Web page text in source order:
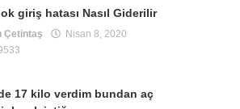
giriş hatası Nasıl Giderilir
Çetintaş
Nisan 8, 2020
17 kilo verdim bundan aç